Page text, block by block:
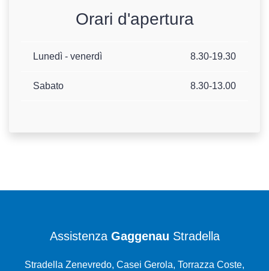
Orari d'apertura
Lunedì - venerdì 8.30-19.30
Sabato 8.30-13.00
Assistenza Gaggenau Stradella
Stradella Zenevredo, Casei Gerola, Torrazza Coste,